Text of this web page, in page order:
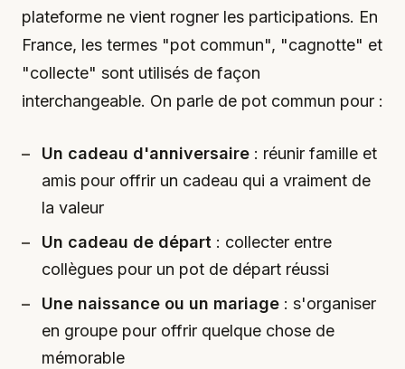
plateforme ne vient rogner les participations. En
France, les termes "pot commun", "cagnotte" et
"collecte" sont utilisés de façon
interchangeable. On parle de pot commun pour :
Un cadeau d'anniversaire : réunir famille et
amis pour offrir un cadeau qui a vraiment de
la valeur
Un cadeau de départ : collecter entre
collègues pour un pot de départ réussi
Une naissance ou un mariage : s'organiser
en groupe pour offrir quelque chose de
mémorable